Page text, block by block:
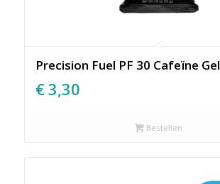
Precision Fuel PF 30 Cafeïne Gel
€3,30
Bestellen